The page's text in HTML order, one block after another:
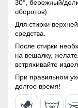
Благодаря
ослабить в талии.
Качество из
Произведенные в
высоким
подтверждая свой
Тип застежки
Талия
30°, бережный/
оборотов).
Для стирки
средства.
После стирки
на вешалку,
встряхивайте
При правильном
долгое время!